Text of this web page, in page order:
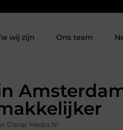
wij zijn Ons team
Danai Media.nl